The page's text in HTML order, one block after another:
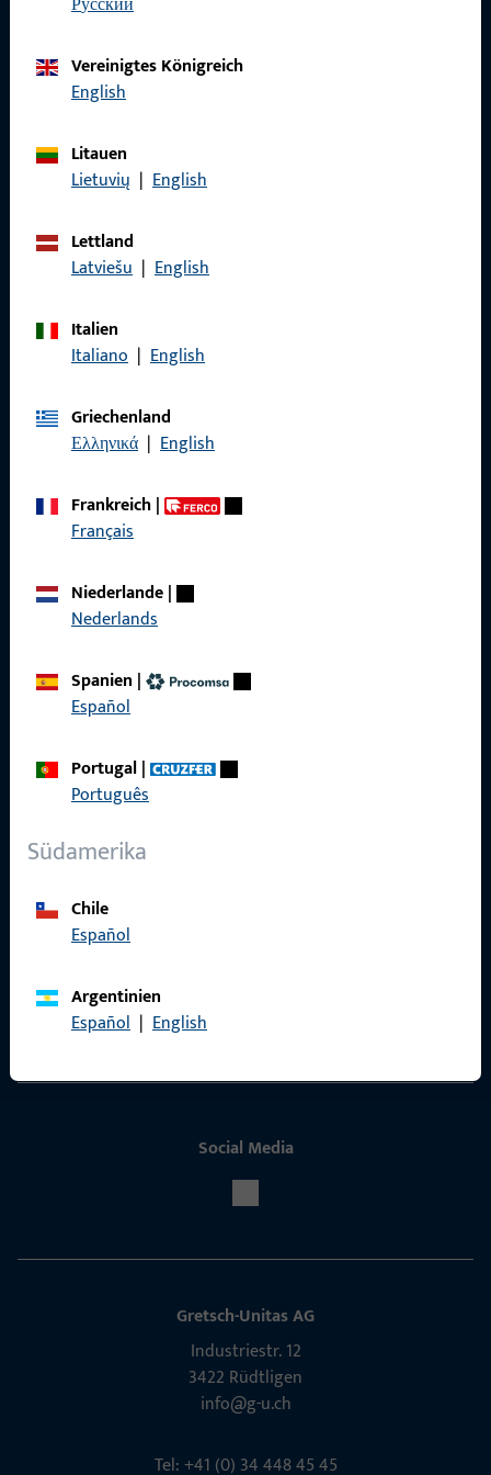
Kontaktieren Sie uns
Vereinigtes Königreich
English
Litauen
Lietuvių | English
Lettland
Latviešu | English
Italien
Italiano | English
Griechenland
Ελληνικά | English
Frankreich|
Français
Niederlande|
Nederlands
Spanien |
Español
Portugal|
Português
Südamerika
Chile
Español
Argentinien
Español | English
Allgemeines
Datenschutz
Karriere
Produktkatalog
Social Media
Gretsch-Unitas AG
Indu­s­triestr. 12
3422 Rüdt­ligen
info@g-u.ch
Tel: +41 (0) 34 448 45 45